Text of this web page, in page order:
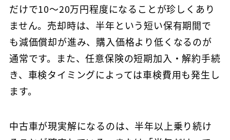
だけで10〜20万円程度になることが珍しくあり
ません。売却時は、半年という短い保有期間で
も減価償却が進み、購入価格より低くなるのが
通常です。また、任意保険の短期加入・解約手続
き、車検タイミングによっては車検費用も発生し
ます。
中古車が現実解になるのは、半年以上乗り続け